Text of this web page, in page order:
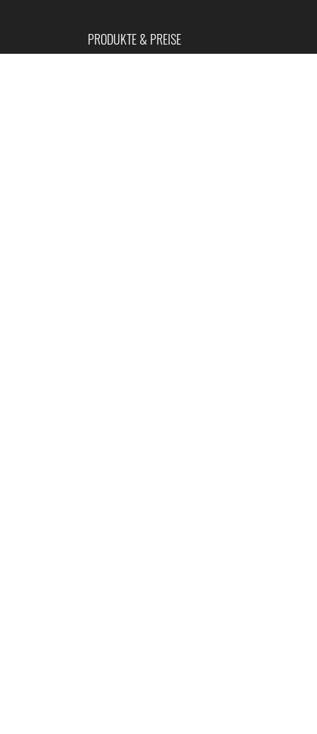
PRODUKTE & PREISE